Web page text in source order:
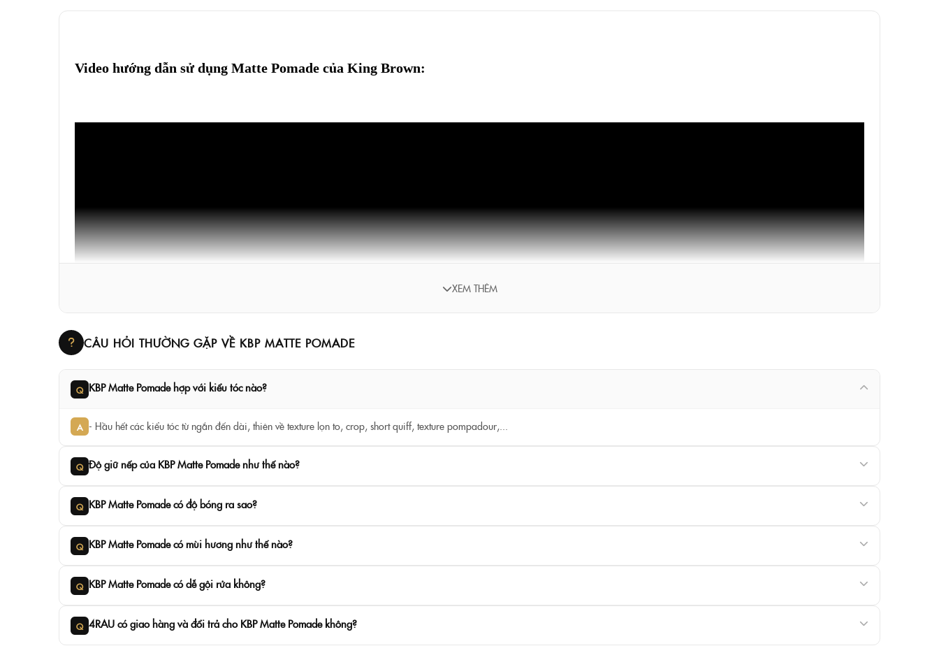
Video hướng dẫn sử dụng Matte Pomade của King Brown:
XEM THÊM
CÂU HỎI THƯỜNG GẶP VỀ KBP MATTE POMADE
Q KBP Matte Pomade hợp với kiểu tóc nào?
A - Hầu hết các kiểu tóc từ ngắn đến dài, thiên về texture lọn to, crop, short quiff, texture pompadour,...
Q Độ giữ nếp của KBP Matte Pomade như thế nào?
Q KBP Matte Pomade có độ bóng ra sao?
Q KBP Matte Pomade có mùi hương như thế nào?
Q KBP Matte Pomade có dễ gội rửa không?
Q 4RAU có giao hàng và đổi trả cho KBP Matte Pomade không?